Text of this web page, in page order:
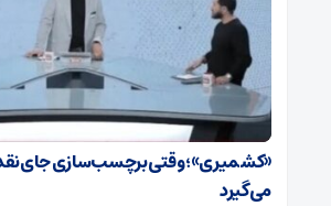
«کشمیری»؛ وقتی برچسب‌سازی جای نقد
می‌گیرد